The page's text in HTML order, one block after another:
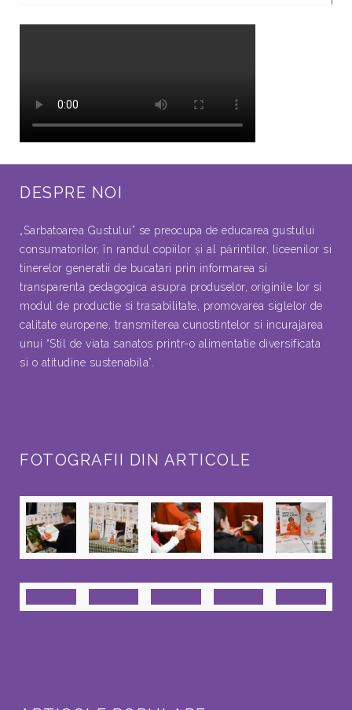
DESPRE NOI
„Sarbatoarea Gustului” se preocupa de educarea gustului
consumatorilor, în randul copiilor şi al părintilor, liceenilor si
tinerelor generatii de bucatari prin informarea si
transparenta pedagogica asupra produselor, originile lor si
modul de productie si trasabilitate, promovarea siglelor de
calitate europene, transmiterea cunostintelor si incurajarea
unui “Stil de viata sanatos printr-o alimentatie diversificata
si o atitudine sustenabila”.
FOTOGRAFII DIN ARTICOLE